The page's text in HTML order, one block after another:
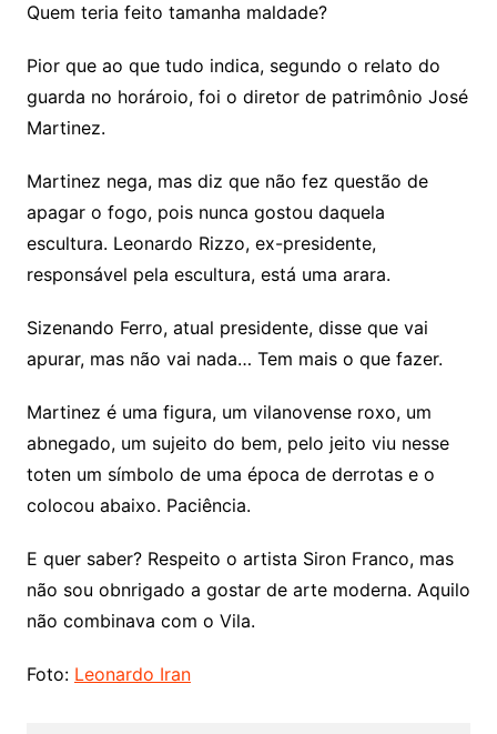
Quem teria feito tamanha maldade?
Pior que ao que tudo indica, segundo o relato do
guarda no horároio, foi o diretor de patrimônio José
Martinez.
Martinez nega, mas diz que não fez questão de
apagar o fogo, pois nunca gostou daquela
escultura. Leonardo Rizzo, ex-presidente,
responsável pela escultura, está uma arara.
Sizenando Ferro, atual presidente, disse que vai
apurar, mas não vai nada… Tem mais o que fazer.
Martinez é uma figura, um vilanovense roxo, um
abnegado, um sujeito do bem, pelo jeito viu nesse
toten um símbolo de uma época de derrotas e o
colocou abaixo. Paciência.
E quer saber? Respeito o artista Siron Franco, mas
não sou obnrigado a gostar de arte moderna. Aquilo
não combinava com o Vila.
Foto: Leonardo Iran